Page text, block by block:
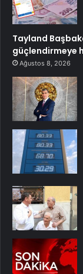
Tayland
güçlendirmeye
Ağustos 8, 2026